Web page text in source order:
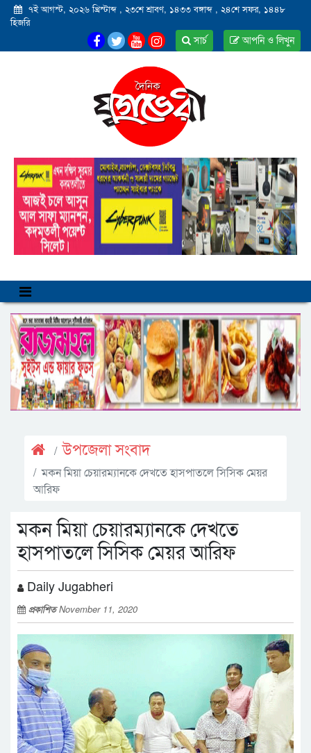
৭ই আগস্ট, ২০২৬ খ্রিস্টাব্দ , ২৩শে শ্রাবণ, ১৪৩৩ বঙ্গাব্দ , ২৪শে সফর, ১৪৪৮
হিজরি
আপনি ও লিখুন
সার্চ
উপজেলা সংবাদ
মকন মিয়া চেয়ারম্যানকে দেখতে হাসপাতলে সিসিক মেয়র
আরিফ
মকন মিয়া চেয়ারম্যানকে দেখতে
হাসপাতলে সিসিক মেয়র আরিফ
Daily Jugabheri
প্রকাশিতNovember 11, 2020